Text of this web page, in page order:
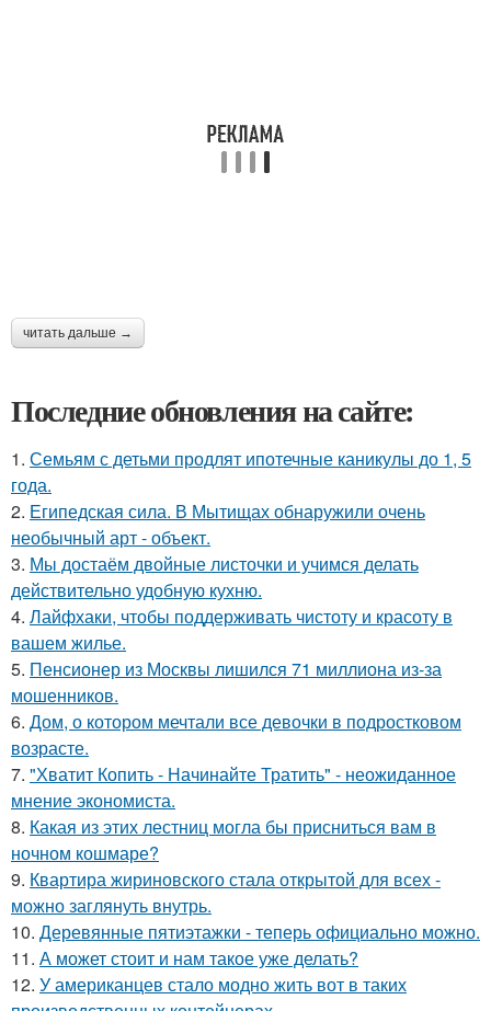
читать дальше →
Последние обновления на сайте:
1. Семьям с детьми продлят ипотечные каникулы до 1, 5
года.
2. Египедская сила. В Мытищах обнаружили очень
необычный арт - объект.
3. Мы достаём двойные листочки и учимся делать
действительно удобную кухню.
4. Лайфхаки, чтобы поддерживать чистоту и красоту в
вашем жилье.
5. Пенсионер из Москвы лишился 71 миллиона из-за
мошенников.
6. Дом, о котором мечтали все девочки в подростковом
возрасте.
7. "Хватит Копить - Начинайте Тратить" - неожиданное
мнение экономиста.
8. Какая из этих лестниц могла бы присниться вам в
ночном кошмаре?
9. Квартира жириновского стала открытой для всех -
можно заглянуть внутрь.
10. Деревянные пятиэтажки - теперь официально можно.
11. А может стоит и нам такое уже делать?
12. У американцев стало модно жить вот в таких